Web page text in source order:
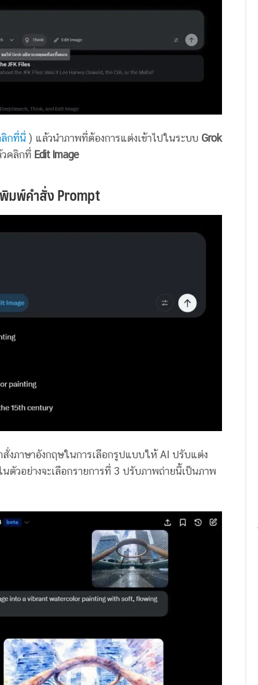
กที่นี่ ) แล้วนำภาพที่ต้องการแต่งเข้าไปในระบบ Grok
วคลิกที่ Edit Image
มพ์คำสั่ง Prompt
งภาษาอังกฤษในการเลือกรูปแบบให้ AI ปรับแต่ง
ตัวอย่างจะเลือกรายการที่ 3 ปรับภาพถ่ายนี้เป็นภาพ